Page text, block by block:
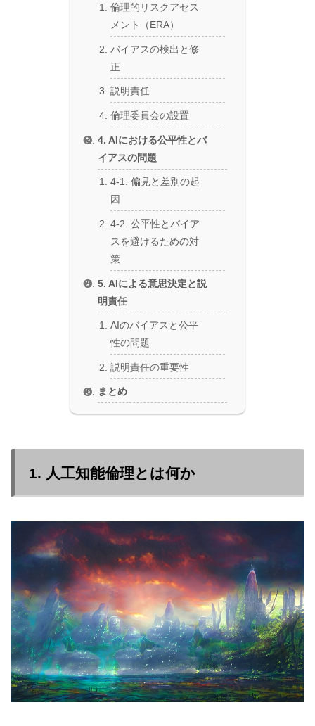
倫理的リスクアセス
メント（ERA）
バイアスの検出と修
正
説明責任
倫理委員会の設置
4. AIにおける公平性とバ
イアスの問題
4-1. 偏見と差別の起
因
4-2. 公平性とバイア
スを避けるための対
策
5. AIによる意思決定と説
明責任
AIのバイアスと公平
性の問題
説明責任の重要性
まとめ
1. 人工知能倫理とは何か